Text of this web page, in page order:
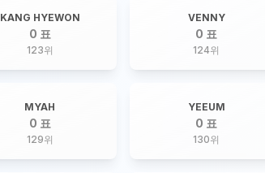
KANG HYEWON
0 표
123위
VENNY
0 표
124위
MYAH
0 표
129위
YEEUM
0 표
130위